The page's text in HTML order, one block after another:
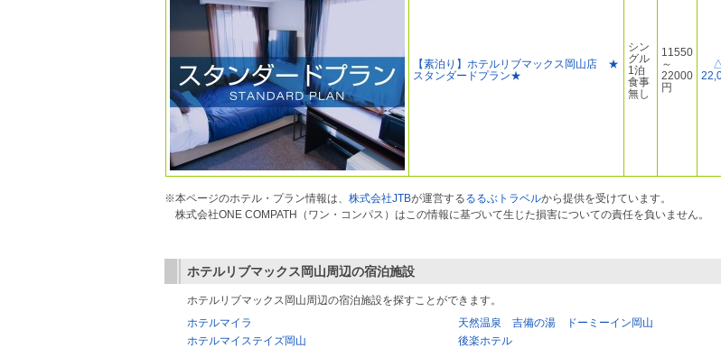
【素泊り】ホテルリブマックス岡山店 ★
スタンダードプラン★
シン
グル
1泊
食事
無し
11550
～
22000
円
※本ページのホテル・プラン情報は、 株式会社JTBが運営するるるぶトラベルから提供を受けています。
株式会社ONE COMPATH（ワン・コンパス）はこの情報に基づいて生じた損害についての責任を負いません。
ホテルリブマックス岡山周辺の宿泊施設
ホテルリブマックス岡山周辺の宿泊施設を探すことができます。
ホテルマイラ
天然温泉 吉備の湯 ドーミーイン岡山
ホテルマイステイズ岡山
後楽ホテル